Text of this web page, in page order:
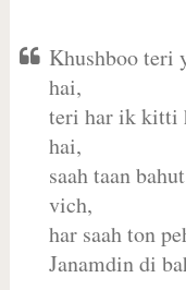
Khushboo teri
hai,
teri har ik kitti
hai,
saah taan
vich,
har saah ton
Janamdin di